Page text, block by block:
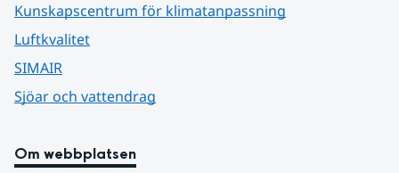
Kunskapscentrum för klimatanpassning
Luftkvalitet
SIMAIR
Sjöar och vattendrag
Om webbplatsen